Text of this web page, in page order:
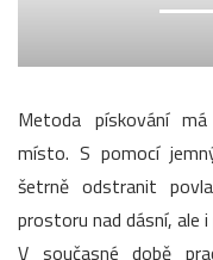
Metoda pískování
místo. S pomocí
šetrně odstranit
prostoru nad dásní, ale i
V současné době